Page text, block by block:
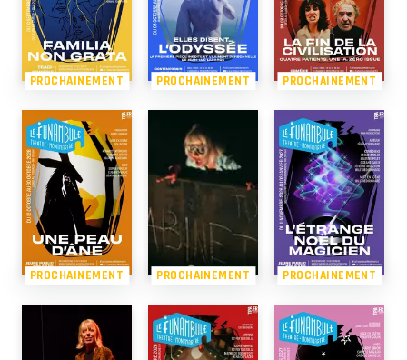
PROCHAINEMENT PROCHAINEMENT PROCHAINEMENT
PROCHAINEMENT PROCHAINEMENT PROCHAINEMENT